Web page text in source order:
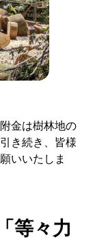
金は樹林地の
き続き、皆様
いいたしま
等々力